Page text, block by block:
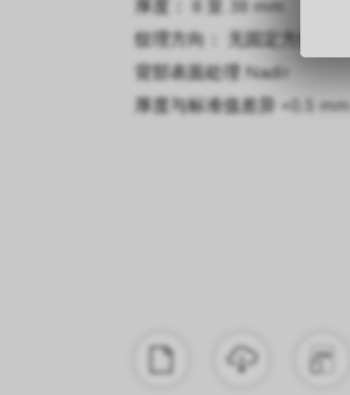
厚度： 8 至 38 mm
纹理方向： 无固定方向
背部表面处理 Nadir
厚度与标准值差异 +0.5 mm